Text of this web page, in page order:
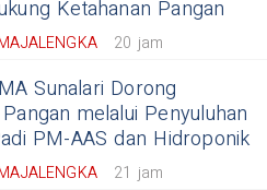
Ketahanan Pangan
20 jam
Sunalari Dorong
melalui Penyuluhan
PM-AAS dan Hidroponik
21 jam